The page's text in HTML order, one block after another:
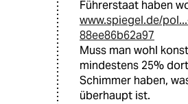
Führerstaat haben
www.spiegel.de/
88ee86b62a97
Muss man wohl
mindestens 25%
Schimmer haben,
überhaupt ist.